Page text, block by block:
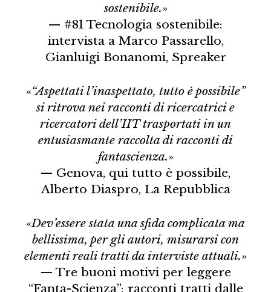
sostenibile.»
— #81 Tecnologia sostenibile:
intervista a Marco Passarello,
Gianluigi Bonanomi, Spreaker
«“Aspettati l’inaspettato, tutto è possibile”
si ritrova nei racconti di ricercatrici e
ricercatori dell’IIT trasportati in un
entusiasmante raccolta di racconti di
fantascienza.»
— Genova, qui tutto è possibile,
Alberto Diaspro, La Repubblica
«Dev’essere stata una sfida complicata ma
bellissima, per gli autori, misurarsi con
elementi reali tratti da interviste attuali.»
— Tre buoni motivi per leggere
“Fanta-Scienza”: racconti tratti dalle